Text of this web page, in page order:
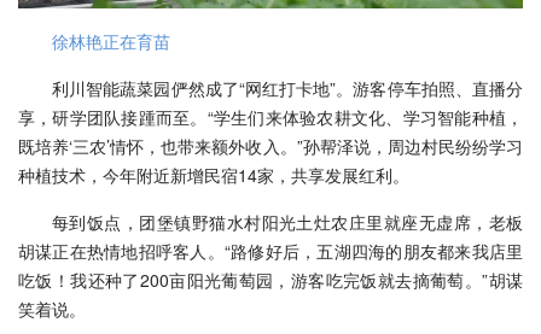
徐林艳正在育苗
利川智能蔬菜园俨然成了“网红打卡地”。游客停车拍照、直播分
享，研学团队接踵而至。“学生们来体验农耕文化、学习智能种植，
既培养‘三农’情怀，也带来额外收入。”孙帮泽说，周边村民纷纷学习
种植技术，今年附近新增民宿14家，共享发展红利。
每到饭点，团堡镇野猫水村阳光土灶农庄里就座无虚席，老板
胡谋正在热情地招呼客人。“路修好后，五湖四海的朋友都来我店里
吃饭！我还种了200亩阳光葡萄园，游客吃完饭就去摘葡萄。”胡谋
笑着说。